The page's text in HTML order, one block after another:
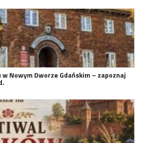
Nowym Dworze Gdańskim – zapoznaj